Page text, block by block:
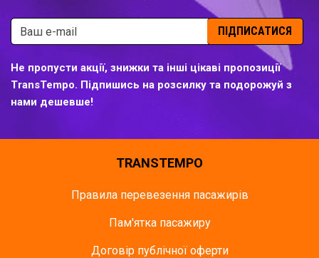
ПІДПИСАТИСЯ
Не пропусти акції, знижки та інші цікаві пропозиції
TransTempo. Підпишись на розсилку та подорожуй з
нами дешевше!
TRANSTEMPO
Правила перевезення пасажирів
Пам'ятка пасажиру
Договір публічної оферти